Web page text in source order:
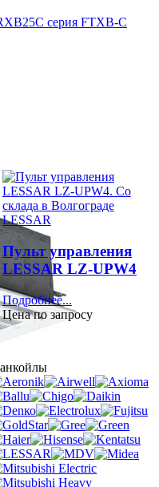
серия FTXB-C
LESSAR
Пульт управления
LESSAR LZ-UPW4
Подробнее...
Цена по запросу